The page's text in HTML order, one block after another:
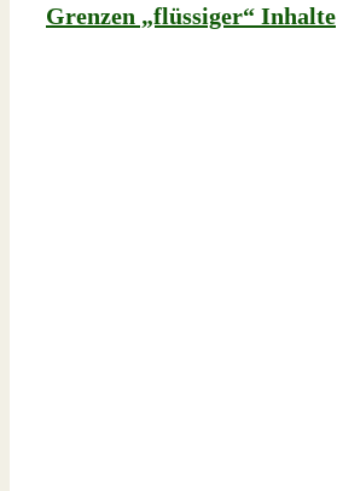
Grenzen „flüssiger“ Inhalte